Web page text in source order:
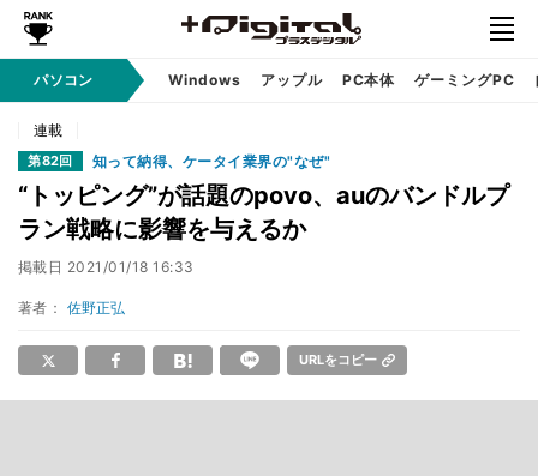
パソコン Windows アップル PC本体 ゲーミングPC
連載
第82回 知って納得、ケータイ業界の"なぜ"
“トッピング”が話題のpovo、auのバンドルプ
ラン戦略に影響を与えるか
掲載日 2021/01/18 16:33
著者： 佐野正弘
URLをコピー